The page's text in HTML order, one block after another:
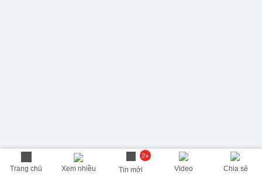
Trang chủ Xem nhiều
2+
Tin mới Video Chia sẻ